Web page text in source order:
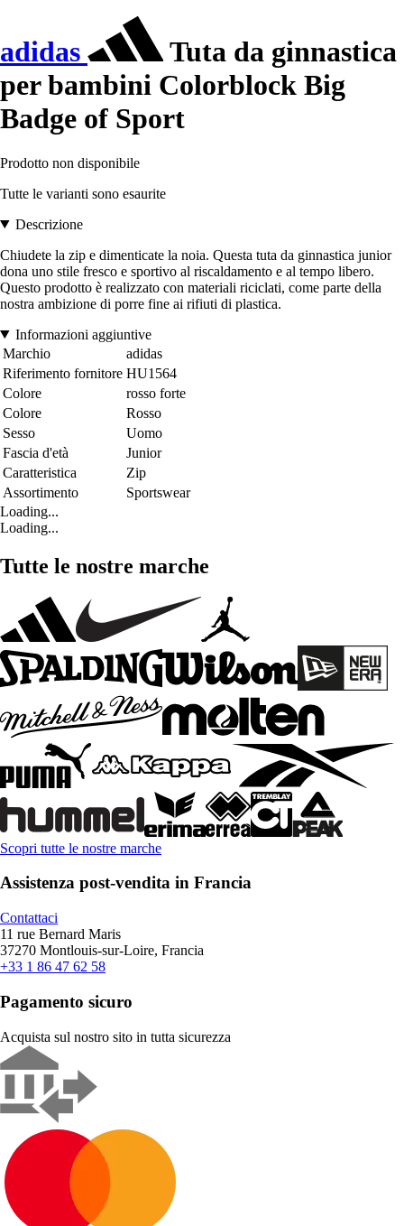
adidas
Tuta da ginnastica
per bambini Colorblock Big
Badge of Sport
Prodotto non disponibile
Tutte le varianti sono esaurite
Descrizione
Chiudete la zip e dimenticate la noia. Questa tuta da ginnastica junior
dona uno stile fresco e sportivo al riscaldamento e al tempo libero.
Questo prodotto è realizzato con materiali riciclati, come parte della
nostra ambizione di porre fine ai rifiuti di plastica.
Informazioni aggiuntive
Marchio
adidas
Riferimento fornitore HU1564
Colore
rosso forte
Colore
Rosso
Sesso
Uomo
Fascia d'età
Junior
Caratteristica
Zip
Assortimento
Sportswear
Loading...
Loading...
Tutte le nostre marche
Scopri tutte le nostre marche
Assistenza post-vendita in Francia
Contattaci
11 rue Bernard Maris
37270 Montlouis-sur-Loire, Francia
+33 1 86 47 62 58
Pagamento sicuro
Acquista sul nostro sito in tutta sicurezza